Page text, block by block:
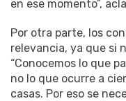
en ese momento”,
Por otra parte, los
relevancia, ya que si
“Conocemos lo que
no lo que ocurre a
casas. Por eso se